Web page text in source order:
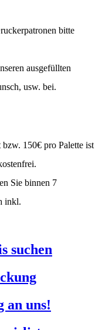
bitte
ausgefüllten
usw. bei.
150€ pro Palette ist
Sie binnen 7
inkl.
suchen
an uns!